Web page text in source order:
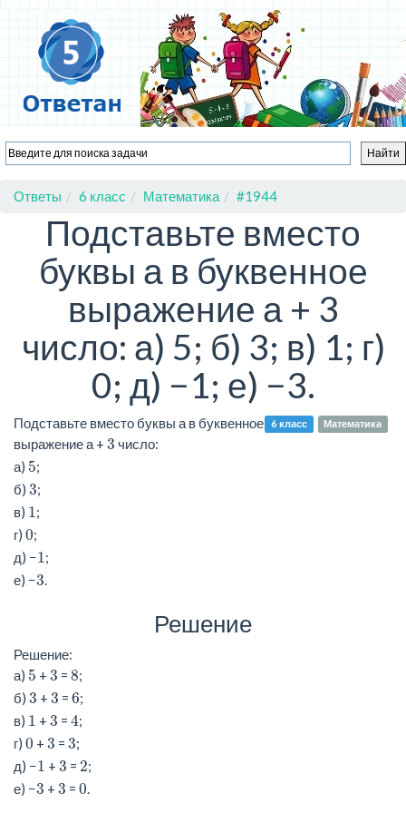
Ответы 6 класс Математика #1944
Подставьте вместо
буквы а в буквенное
выражение а + 3
число: а) 5; б) 3; в) 1; г)
0; д) −1; е) −3.
6 класс Математика
Подставьте вместо буквы а в буквенное
выражение а + 3 число:
а) 5;
б) 3;
в) 1;
г) 0;
д) −1;
е) −3
Решение
Решение:
а) 5 + 3 = 8;
б) 3 + 3 = 6;
в) 1 + 3 = 4;
г) 0 + 3 = 3;
д) −1 + 3 = 2;
е) −3 + 3 = 0.